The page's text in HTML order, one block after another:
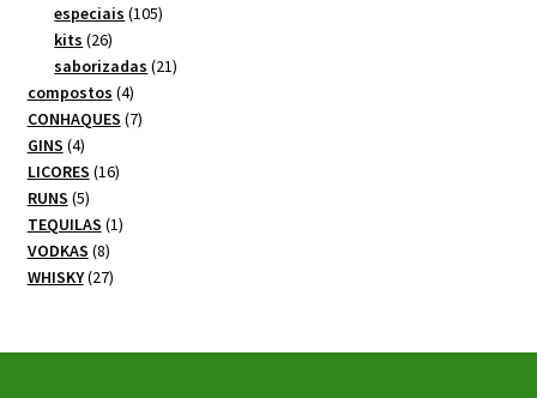
produtos
especiais 105105
kits 2626
produtos
saborizadas 2121
compostos 44
produtos
CONHAQUES 77
GINS 44
produtos
LICORES 1616
RUNS 55
produtos
TEQUILAS 11
VODKAS 88
produtos
WHISKY 2727